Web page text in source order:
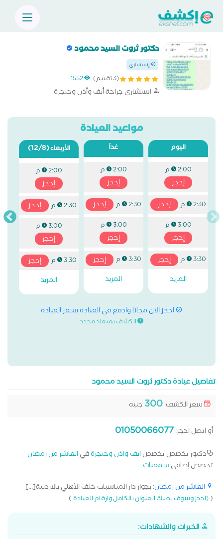
دكتور ثروت السيد محمود
إستشاري
(3 تقييم) 1552
استشاري جراحة أنف وأذن وحنجرة
مواعيد العيادة
اليوم
2:00 م
إحجز
2:30 م إحجز
3:00 م
إحجز
3:30 م
إحجز
المزيد
غداً
2:00 م
إحجز
2:30 م إحجز
3:00 م
إحجز
3:30 م
إحجز
المزيد
الأربعاء(12/8)
2:00 م
إحجز
2:30 م إحجز
3:00 م
إحجز
3:30 م
إحجز
المزيد
احجز الان مجانا وادفع في العيادة بسعر العيادة
الكشف بميعاد محدد
تفاصيل عيادة دكتور ثروت السيد محمود
سعر الكشف:300 جنيه
أو اتصل احجز:01050066077
دكتور تخصص تخصصانف واذن وحنجرةفيالعاشر من رمضان
تخصص إضافي سمعيات
العاشر من رمضان: بجوار دار المناسبات خلف الأهلي بالاردنية[...]
((احجز وسوف يصلك العنوان بالكامل وارقام العيادة)
الخبرات والشهادات: